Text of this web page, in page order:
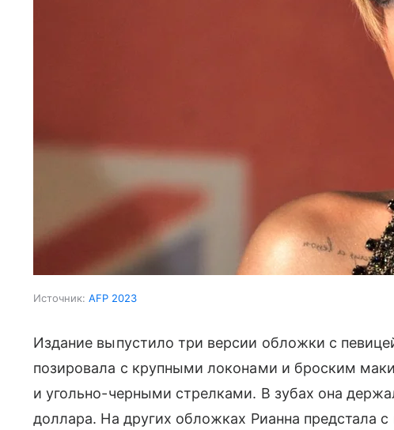
Источник: AFP 2023
Издание выпустило три версии обложки с
позировала с крупными локонами и броским
и угольно-черными стрелками. В зубах она
доллара. На других обложках Рианна предстала